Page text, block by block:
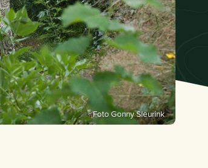
Foto Gonny Sleurink